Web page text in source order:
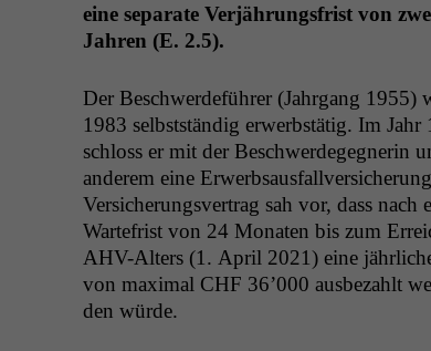
eine sep­a­rate Ver­jährungs­frist von
Jahren (E. 2.5).
Der Beschw­erde­führer (Jahrgang 1955)
1983 selb­st­ständig erwerb­stätig. Im Jahr
schloss er mit der Beschw­erdegeg­ner­in
anderem eine
Ver­sicherungsver­trag sah vor, dass nach
Warte­frist von 24 Monat­en bis zum
AHV-Alters (1. April 2021) eine
von max­i­mal CHF 36’000 aus­bezahlt
den würde.